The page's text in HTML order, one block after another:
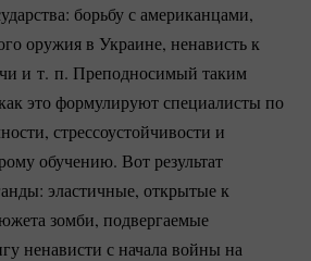
борьбу с американцами,
оружия в Украине, ненависть к
и т. п. Преподносимый таким
это формулируют специалисты по
стрессоустойчивости и
обучению. Вот результат
эластичные, открытые к
зомби, подвергаемые
ненависти с начала войны на